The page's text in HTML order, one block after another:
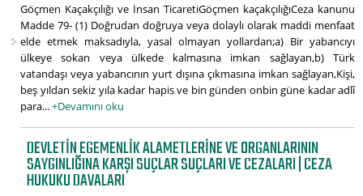
Göçmen Kaçakçılığı ve İnsan TicaretiGöçmen kaçakçılığıCeza kanunu
Madde 79- (1) Doğrudan doğruya veya dolaylı olarak maddi menfaat
elde etmek maksadıyla, yasal olmayan yollardan;a) Bir yabancıyı
ülkeye sokan veya ülkede kalmasına imkan sağlayan,b) Türk
vatandaşı veya yabancının yurt dışına çıkmasına imkan sağlayan,Kişi,
beş yıldan sekiz yıla kadar hapis ve bin günden onbin güne kadar adlî
para...+Devamını oku
DEVLETIN EGEMENLIK ALAMETLERINE VE ORGANLARININ
SAYGINLIĞINA KARŞI SUÇLAR SUÇLARI VE CEZALARI | CEZA
HUKUKU DAVALARI